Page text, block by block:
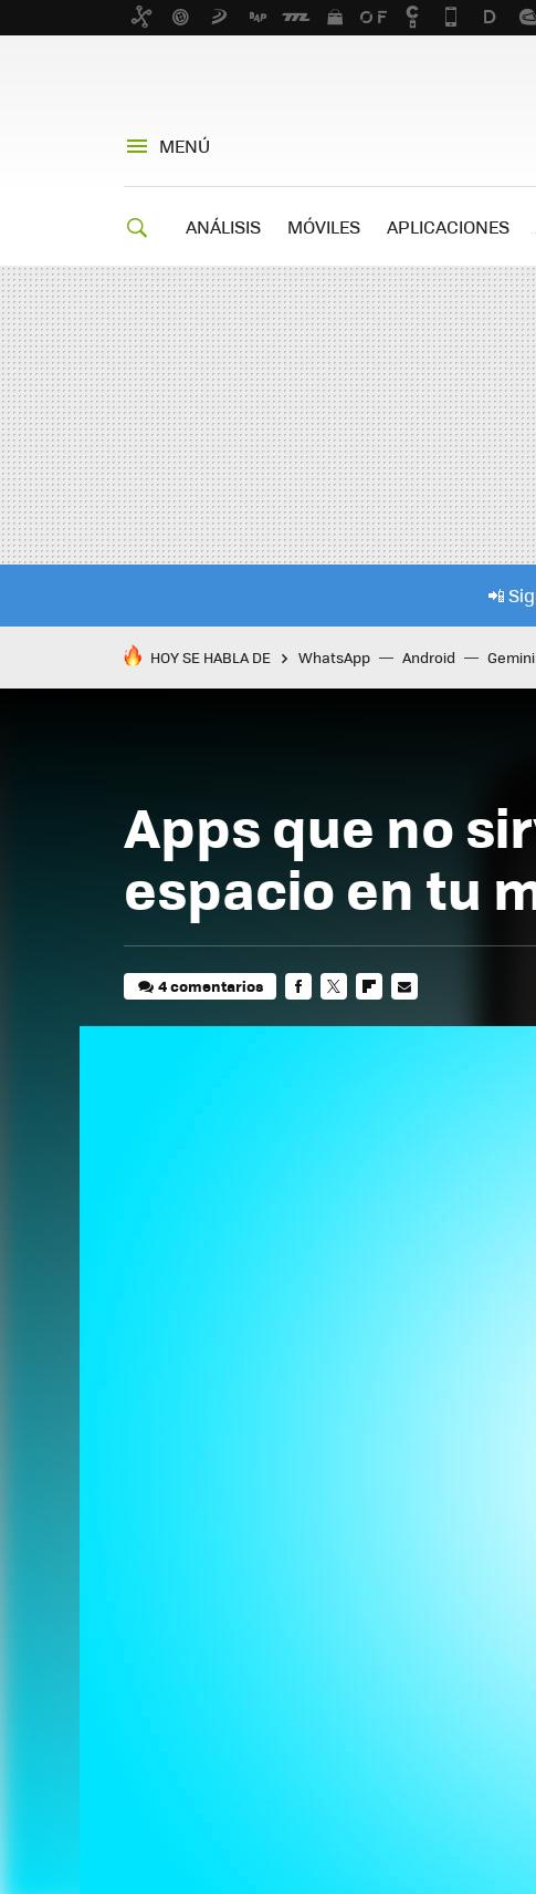
MENÚ
ANÁLISIS MÓVILES APLICACIONES
📲
HOY SE HABLA DE WhatsApp Android Gemini
Apps que no
espacio en tu
4 comentarios